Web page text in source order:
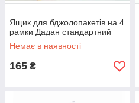
Ящик для бджолопакетів на 4
рамки Дадан стандартний
Немає в наявності
165 ₴